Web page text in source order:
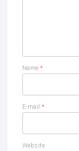
Name*
E-mail*
Website